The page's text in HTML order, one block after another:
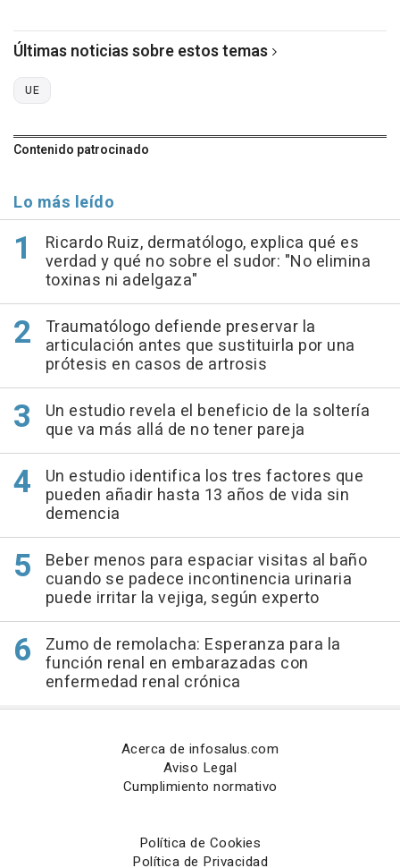
Últimas noticias sobre estos temas
UE
Contenido patrocinado
Lo más leído
Ricardo Ruiz, dermatólogo, explica qué es
verdad y qué no sobre el sudor: "No elimina
toxinas ni adelgaza"
Traumatólogo defiende preservar la
articulación antes que sustituirla por una
prótesis en casos de artrosis
Un estudio revela el beneficio de la soltería
que va más allá de no tener pareja
Un estudio identifica los tres factores que
pueden añadir hasta 13 años de vida sin
demencia
Beber menos para espaciar visitas al baño
cuando se padece incontinencia urinaria
puede irritar la vejiga, según experto
Zumo de remolacha: Esperanza para la
función renal en embarazadas con
enfermedad renal crónica
Acerca de infosalus.com
Aviso Legal
Cumplimiento normativo
Política de Cookies
Política de Privacidad